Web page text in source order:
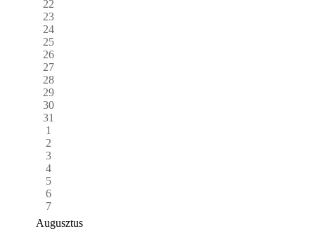
22
23
24
25
26
27
28
29
30
31
1
2
3
4
5
6
7
Augusztus